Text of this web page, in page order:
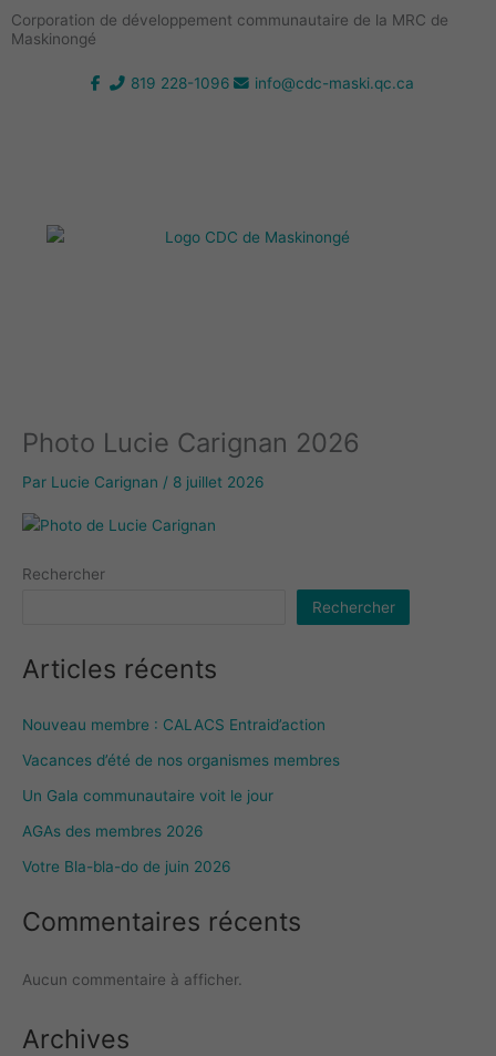
Aller
au
Corporation de développement communautaire de la MRC de
Maskinongé
819 228-1096 info@cdc-maski.qc.ca
Photo Lucie Carignan 2026
Par Lucie Carignan / 8 juillet 2026
Rechercher
Rechercher
Articles récents
Nouveau membre : CALACS Entraid’action
Vacances d’été de nos organismes membres
Un Gala communautaire voit le jour
AGAs des membres 2026
Votre Bla-bla-do de juin 2026
Commentaires récents
Aucun commentaire à afficher.
Archives